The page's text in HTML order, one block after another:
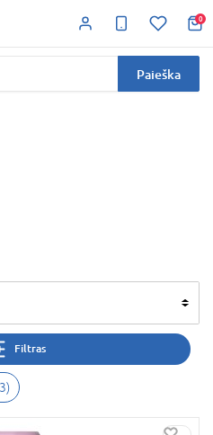
0
Paieška
Filtras
3)